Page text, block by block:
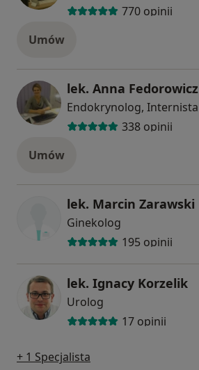
770 opinii
Umów
lek. Anna Fedorowicz
Endokrynolog, Internista
338 opinii
Umów
lek. Marcin Zarawski
Ginekolog
195 opinii
lek. Ignacy Korzelik
Urolog
17 opinii
+ 1 Specjalista